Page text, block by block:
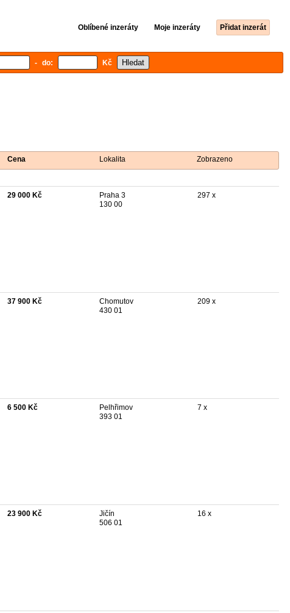
Oblíbené inzeráty Moje inzeráty Přidat inzerát
- do: Kč
Cena Lokalita Zobrazeno
29 000 Kč
Praha 3
130 00
297 x
37 900 Kč
Chomutov
430 01
209 x
6 500 Kč
Pelhřimov
393 01
7 x
23 900 Kč
Jičín
506 01
16 x